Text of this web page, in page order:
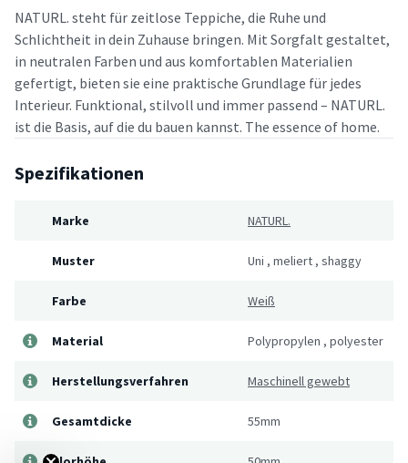
NATURL. steht für zeitlose Teppiche, die Ruhe und
Schlichtheit in dein Zuhause bringen. Mit Sorgfalt gestaltet,
in neutralen Farben und aus komfortablen Materialien
gefertigt, bieten sie eine praktische Grundlage für jedes
Interieur. Funktional, stilvoll und immer passend – NATURL.
ist die Basis, auf die du bauen kannst. The essence of home.
Spezifikationen
Marke NATURL.
Muster Uni , meliert , shaggy
Farbe Weiß
Material Polypropylen , polyester
Herstellungsverfahren Maschinell gewebt
Gesamtdicke 55mm